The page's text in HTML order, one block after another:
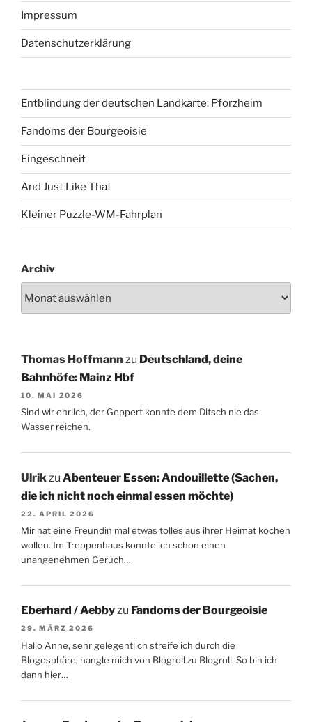
Impressum
Datenschutzerklärung
Entblindung der deutschen Landkarte: Pforzheim
Fandoms der Bourgeoisie
Eingeschneit
And Just Like That
Kleiner Puzzle-WM-Fahrplan
Archiv
Thomas Hoffmann zu Deutschland, deine
Bahnhöfe: Mainz Hbf
10. MAI 2026
Sind wir ehrlich, der Geppert konnte dem Ditsch nie das
Wasser reichen.
Ulrik zu Abenteuer Essen: Andouillette (Sachen,
die ich nicht noch einmal essen möchte)
22. APRIL 2026
Mir hat eine Freundin mal etwas tolles aus ihrer Heimat kochen
wollen. Im Treppenhaus konnte ich schon einen
unangenehmen Geruch…
Eberhard / Aebbyzu Fandoms der Bourgeoisie
29. MÄRZ 2026
Hallo Anne, sehr gelegentlich streife ich durch die
Blogosphäre, hangle mich von Blogroll zu Blogroll. So bin ich
dann hier…